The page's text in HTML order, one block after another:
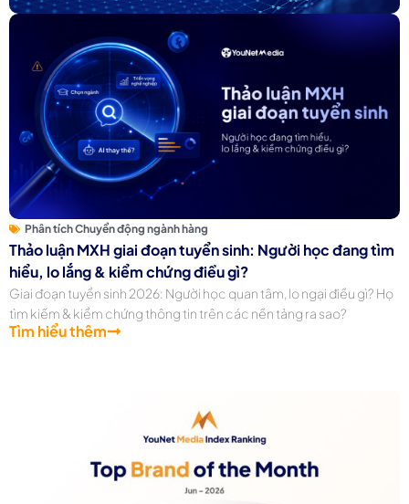
Phân tích Chuyển động ngành hàng
Thảo luận MXH giai đoạn tuyển sinh: Người học đang tìm
hiểu, lo lắng & kiểm chứng điều gì?
Giai đoạn tuyển sinh 2026: Người học quan tâm, lo ngại điều gì? Họ
tìm kiếm & kiểm chứng thông tin trên các nền tảng ra sao?
Tìm hiểu thêm